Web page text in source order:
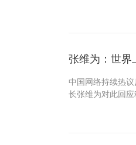
张维为：世界
中国网络持续热
长张维为对此回